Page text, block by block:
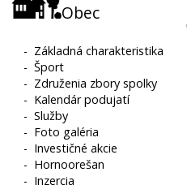
Obec
- Základná charakteristika
-Šport
- Združenia zbory spolky
- Kalendár podujatí
-Služby
- Foto galéria
- Investičné akcie
- Hornoorešan
- Inzercia